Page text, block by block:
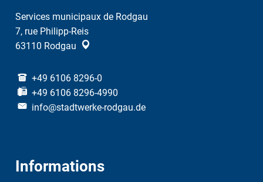
Services municipaux de Rodgau
7, rue Philipp-Reis
63110 Rodgau
+49 6106 8296-0
+49 6106 8296-4990
info@stadtwerke-rodgau.de
Informations